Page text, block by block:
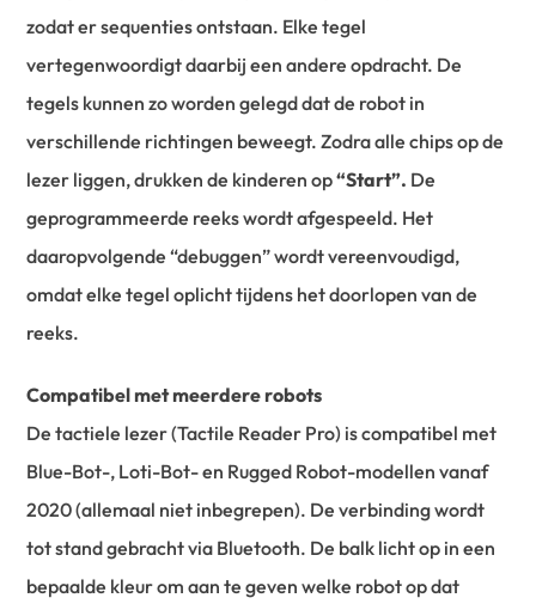
zodat er sequenties ontstaan. Elke tegel
vertegenwoordigt daarbij een andere opdracht. De
tegels kunnen zo worden gelegd dat de robot in
verschillende richtingen beweegt. Zodra alle chips op de
lezer liggen, drukken de kinderen op“Start”. De
geprogrammeerde reeks wordt afgespeeld. Het
daaropvolgende “debuggen” wordt vereenvoudigd,
omdat elke tegel oplicht tijdens het doorlopen van de
reeks.
Compatibel met meerdere robots
De tactiele lezer (Tactile Reader Pro) is compatibel met
Blue-Bot-, Loti-Bot- en Rugged Robot-modellen vanaf
2020 (allemaal niet inbegrepen). De verbinding wordt
tot stand gebracht via Bluetooth. De balk licht op in een
bepaalde kleur om aan te geven welke robot op dat